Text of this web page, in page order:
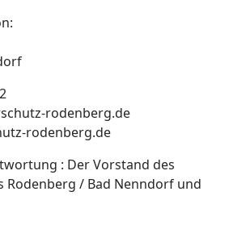
rodenberg.de
rodenberg.de
: Der Vorstand des
Rodenberg / Bad Nenndorf und